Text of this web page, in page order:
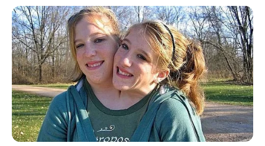
8 Kata Lucu Seputar Malam
Minggu ala Jomblo yang Bikin
Ngenes